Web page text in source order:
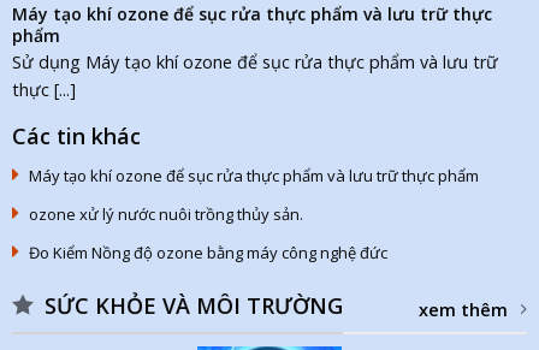
Máy tạo khí ozone để sục rửa thực phẩm và lưu trữ thực
phẩm
Sử dụng Máy tạo khí ozone để sục rửa thực phẩm và lưu trữ
thực [...]
Các tin khác
Máy tạo khí ozone để sục rửa thực phẩm và lưu trữ thực phẩm
ozone xử lý nước nuôi trồng thủy sản.
Đo Kiểm Nồng độ ozone bằng máy công nghệ đức
SỨC KHỎE VÀ MÔI TRƯỜNG xem thêm